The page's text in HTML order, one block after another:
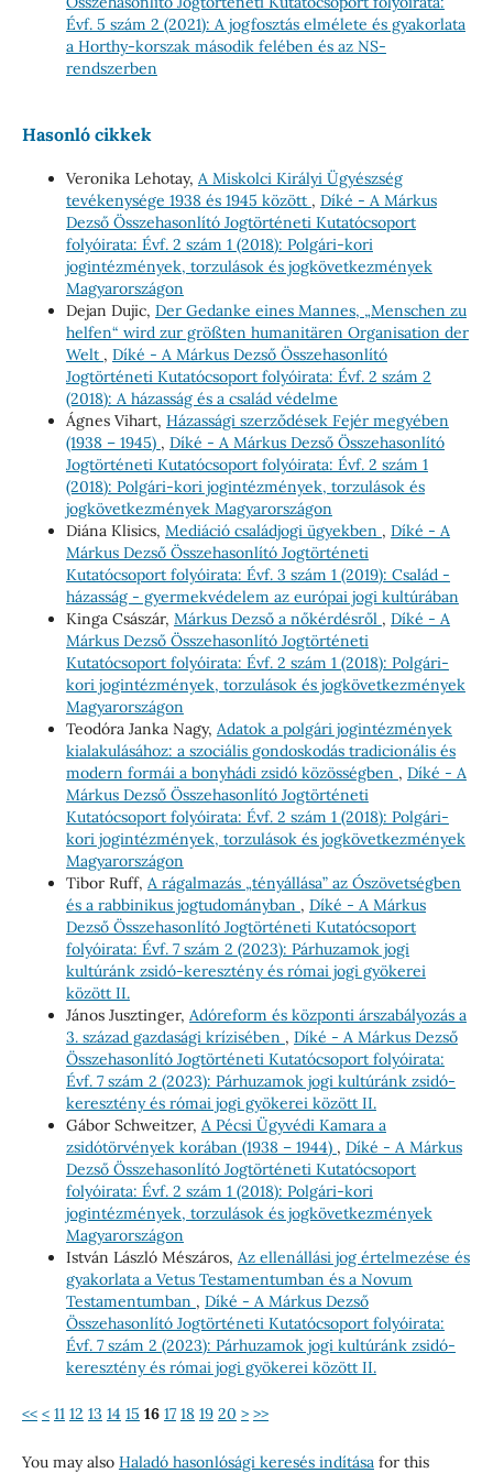
Évf. 5 szám 2 (2021): A jogfosztás elmélete és gyakorlata
a Horthy-korszak második felében és az NS-
rendszerben
Hasonló cikkek
Veronika Lehotay, A Miskolci Királyi Ügyészség
tevékenysége 1938 és 1945 között , Díké - A Márkus
Dezső Összehasonlító Jogtörténeti Kutatócsoport
folyóirata: Évf. 2 szám 1 (2018): Polgári-kori
jogintézmények, torzulások és jogkövetkezmények
Magyarországon
Dejan Dujic, Der Gedanke eines Mannes, „Menschen zu
helfen“ wird zur größten humanitären Organisation der
Welt , Díké - A Márkus Dezső Összehasonlító
Jogtörténeti Kutatócsoport folyóirata: Évf. 2 szám 2
(2018): A házasság és a család védelme
Ágnes Vihart, Házassági szerződések Fejér megyében
(1938 – 1945) , Díké - A Márkus Dezső Összehasonlító
Jogtörténeti Kutatócsoport folyóirata: Évf. 2 szám 1
(2018): Polgári-kori jogintézmények, torzulások és
jogkövetkezmények Magyarországon
Diána Klisics, Mediáció családjogi ügyekben , Díké - A
Márkus Dezső Összehasonlító Jogtörténeti
Kutatócsoport folyóirata: Évf. 3 szám 1 (2019): Család -
házasság - gyermekvédelem az európai jogi kultúrában
Kinga Császár, Márkus Dezső a nőkérdésről , Díké - A
Márkus Dezső Összehasonlító Jogtörténeti
Kutatócsoport folyóirata: Évf. 2 szám 1 (2018): Polgári-
kori jogintézmények, torzulások és jogkövetkezmények
Magyarországon
Teodóra Janka Nagy, Adatok a polgári jogintézmények
kialakulásához: a szociális gondoskodás tradicionális és
modern formái a bonyhádi zsidó közösségben , Díké - A
Márkus Dezső Összehasonlító Jogtörténeti
Kutatócsoport folyóirata: Évf. 2 szám 1 (2018): Polgári-
kori jogintézmények, torzulások és jogkövetkezmények
Magyarországon
Tibor Ruff, A rágalmazás „tényállása” az Ószövetségben
és a rabbinikus jogtudományban , Díké - A Márkus
Dezső Összehasonlító Jogtörténeti Kutatócsoport
folyóirata: Évf. 7 szám 2 (2023): Párhuzamok jogi
kultúránk zsidó-keresztény és római jogi gyökerei
között II.
János Jusztinger, Adóreform és központi árszabályozás a
3. század gazdasági krízisében , Díké - A Márkus Dezső
Összehasonlító Jogtörténeti Kutatócsoport folyóirata:
Évf. 7 szám 2 (2023): Párhuzamok jogi kultúránk zsidó-
keresztény és római jogi gyökerei között II.
Gábor Schweitzer, A Pécsi Ügyvédi Kamara a
zsidótörvények korában (1938 – 1944) , Díké - A Márkus
Dezső Összehasonlító Jogtörténeti Kutatócsoport
folyóirata: Évf. 2 szám 1 (2018): Polgári-kori
jogintézmények, torzulások és jogkövetkezmények
Magyarországon
István László Mészáros, Az ellenállási jog értelmezése és
gyakorlata a Vetus Testamentumban és a Novum
Testamentumban , Díké - A Márkus Dezső
Összehasonlító Jogtörténeti Kutatócsoport folyóirata:
Évf. 7 szám 2 (2023): Párhuzamok jogi kultúránk zsidó-
keresztény és római jogi gyökerei között II.
<< < 11 12 13 14 15 16 17 18 19 20 > >>
You may also Haladó hasonlósági keresés indításafor this